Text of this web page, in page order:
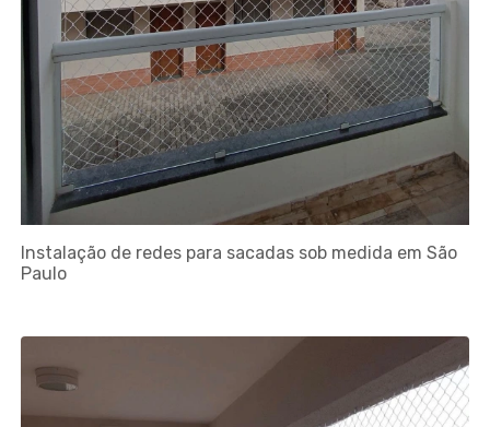
Instalação de redes para sacadas sob medida em São
Paulo